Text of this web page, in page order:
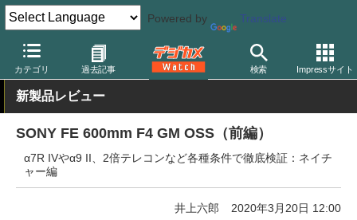
Powered by Translate
カテゴリ 過去記事 検索 Impressサイト
デジカメ Watch レンズ 交換レンズ ソニー
新製品レビュー
SONY FE 600mm F4 GM OSS（前編）
α7R IVやα9 II、2倍テレコンなど各種条件で徹底検証：ネイチ
ャー編
井上六郎 2020年3月20日 12:00